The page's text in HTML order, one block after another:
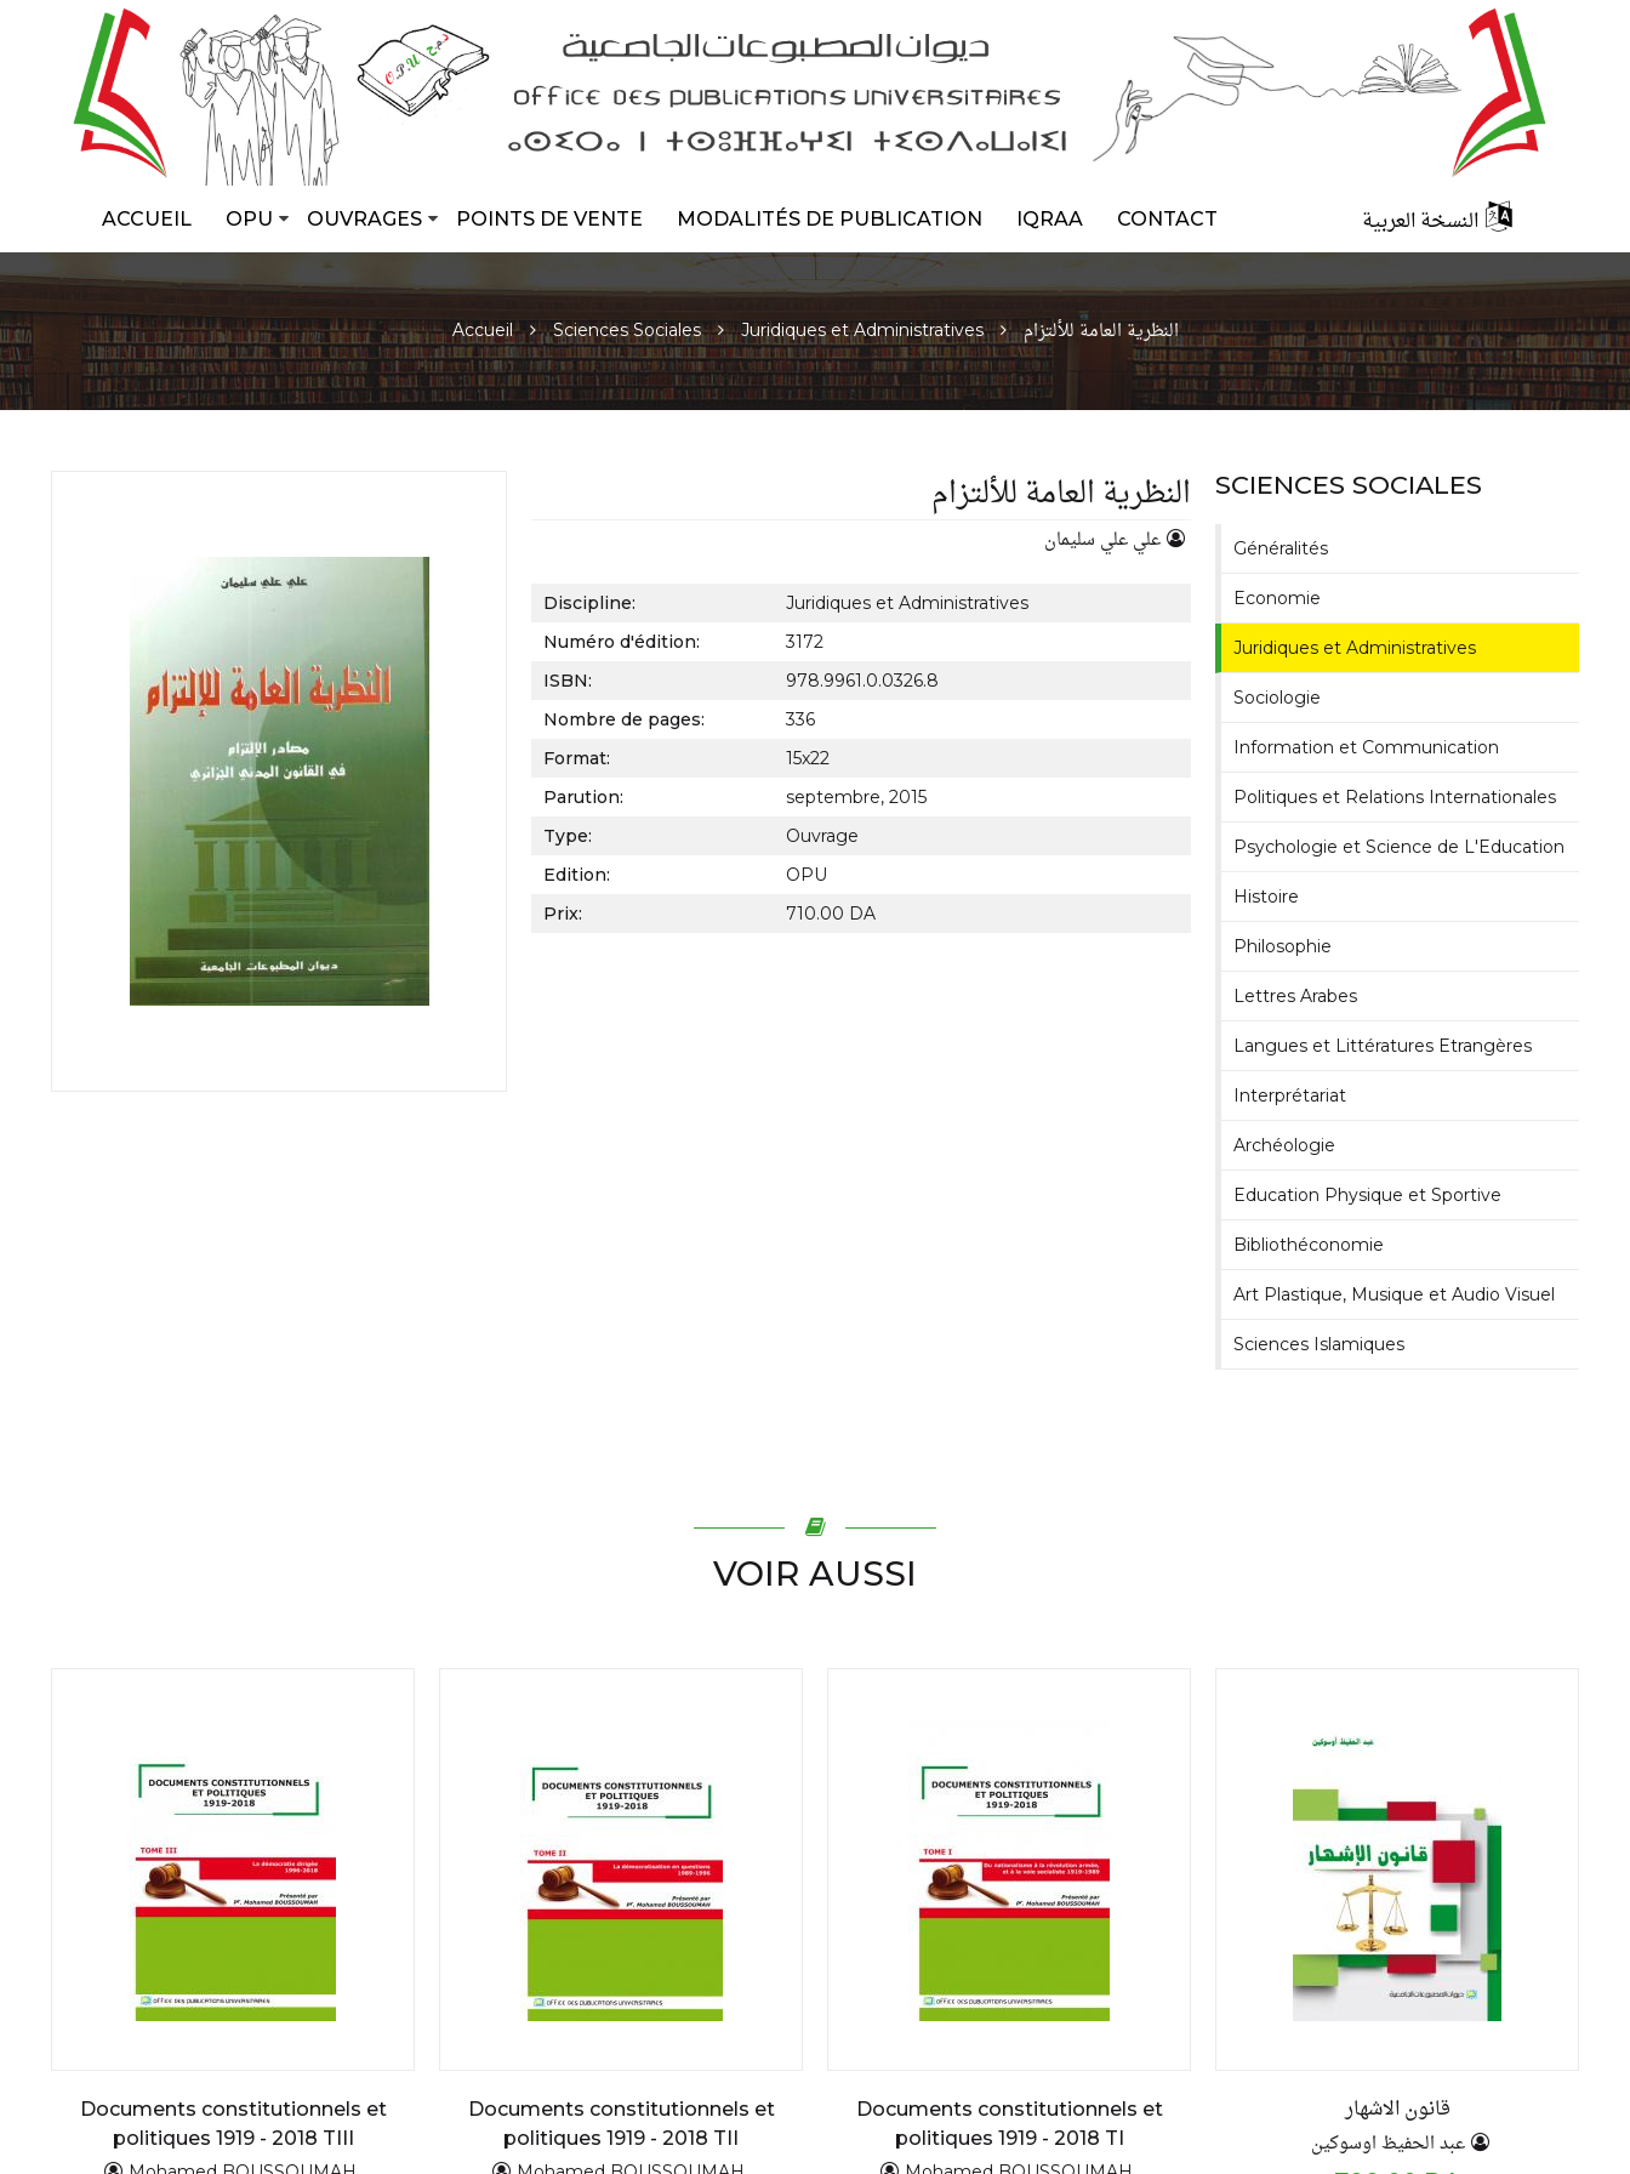
ACCUEIL OPU OUVRAGES POINTS DE VENTE MODALITÉS DE PUBLICATION IQRAA CONTACT النسخة العربية
Accueil Sciences Sociales Juridiques et Administratives النظرية العامة للألتزام
النظرية العامة للألتزام
علي علي سليمان
Discipline:
Juridiques et Administratives
Numéro d'édition:
3172
ISBN:
978.9961.0.0326.8
Nombre de pages:
336
Format:
15x22
Parution:
septembre, 2015
Type:
Ouvrage
Edition:
OPU
Prix:
710.00 DA
SCIENCES SOCIALES
Généralités
Economie
Juridiques et Administratives
Sociologie
Information et Communication
Politiques et Relations Internationales
Psychologie et Science de L'Education
Histoire
Philosophie
Lettres Arabes
Langues et Littératures Etrangères
Interprétariat
Archéologie
Education Physique et Sportive
Bibliothéconomie
Art Plastique, Musique et Audio Visuel
Sciences Islamiques
VOIR AUSSI
Documents constitutionnels et
politiques 1919 - 2018 TIII
Documents constitutionnels et
politiques 1919 - 2018 TII
Documents constitutionnels et
politiques 1919 - 2018 TI
قانون الاشهار
عبد الحفيظ اوسوكين